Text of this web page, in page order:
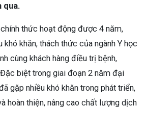
qua.
thức hoạt động được 4 năm,
khó khăn, thách thức của ngành Y học
cùng khách hàng điều trị bệnh,
biệt trong giai đoạn 2 năm đại
gặp nhiều khó khăn trong phát triển,
hoàn thiện, nâng cao chất lượng dịch